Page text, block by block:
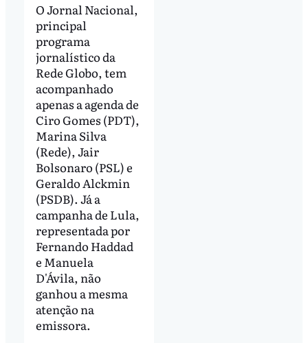
O Jornal Nacional,
principal
programa
jornalístico da
Rede Globo, tem
acompanhado
apenas a agenda de
Ciro Gomes (PDT),
Marina Silva
(Rede), Jair
Bolsonaro (PSL) e
Geraldo Alckmin
(PSDB). Já a
campanha de Lula,
representada por
Fernando Haddad
e Manuela
D'Ávila, não
ganhou a mesma
atenção na
emissora.